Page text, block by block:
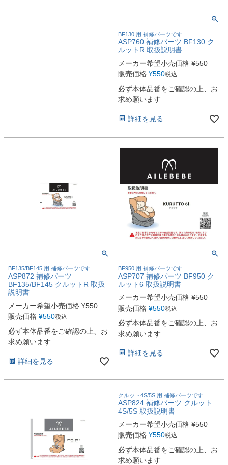
BF130 用 補修パーツです
ASP760 補修パーツ BF130 ク
ルットR 取扱説明書
メーカー希望小売価格 ¥550
販売価格 ¥550税込
必ず本体品番をご確認の上、お
求め願います
詳細を見る
BF135/BF145 用 補修パーツです
ASP872 補修パーツ
BF135/BF145 クルットR 取扱
説明書
メーカー希望小売価格 ¥550
販売価格 ¥550税込
必ず本体品番をご確認の上、お
求め願います
詳細を見る
BF950 用 補修パーツです
ASP707 補修パーツ BF950 ク
ルット6 取扱説明書
メーカー希望小売価格 ¥550
販売価格 ¥550税込
必ず本体品番をご確認の上、お
求め願います
詳細を見る
クルット4S/5S 用 補修パーツです
ASP824 補修パーツ クルット
4S/5S 取扱説明書
メーカー希望小売価格 ¥550
販売価格 ¥550税込
必ず本体品番をご確認の上、お
求め願います